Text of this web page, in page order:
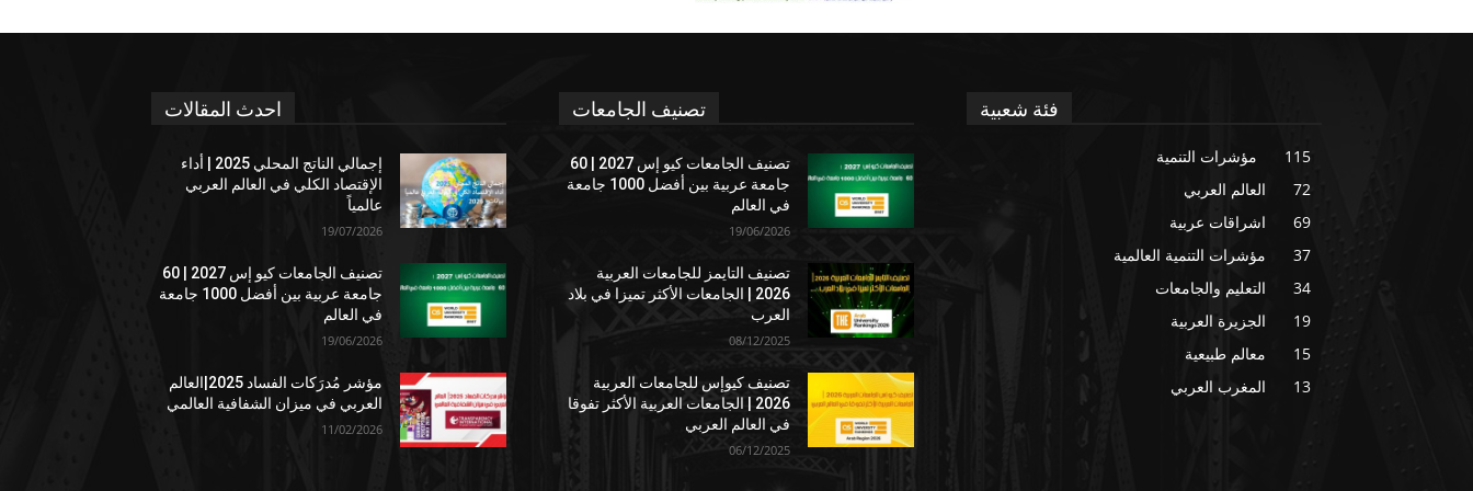
احدث المقالات
إجمالي الناتج المحلي 2025 | أداء
الإقتصاد الكلي في العالم العربي
عالمياً
19/07/2026
تصنيف الجامعات كيو إس 2027 | 60
جامعة عربية بين أفضل 1000 جامعة
في العالم
19/06/2026
مؤشر مُدرَكات الفساد 2025|العالم
العربي في ميزان الشفافية العالمي
11/02/2026
تصنيف الجامعات
تصنيف الجامعات كيو إس 2027 | 60
جامعة عربية بين أفضل 1000 جامعة
في العالم
19/06/2026
تصنيف التايمز للجامعات العربية
2026 | الجامعات الأكثر تميزا في بلاد
العرب
08/12/2025
تصنيف كيوإس للجامعات العربية
2026 | الجامعات العربية الأكثر تفوقا
في العالم العربي
06/12/2025
فئة شعبية
مؤشرات التنمية
115
العالم العربي
72
اشراقات عربية
69
مؤشرات التنمية العالمية
37
التعليم والجامعات
34
الجزيرة العربية
19
معالم طبيعية
15
المغرب العربي
13